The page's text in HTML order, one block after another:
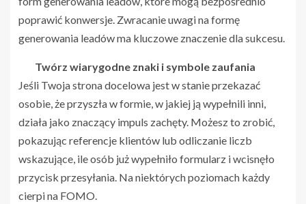
poprawić konwersje. Zwracanie uwagi na formę
generowania leadów ma kluczowe znaczenie dla sukcesu.
Twórz wiarygodne znaki i symbole zaufania
Jeśli Twoja strona docelowa jest w stanie przekazać
osobie, że przyszła w formie, w jakiej ją wypełnili inni,
działa jako znaczący impuls zachęty. Możesz to zrobić,
pokazując referencje klientów lub odliczanie liczb
wskazujące, ile osób już wypełniło formularz i wcisnęło
przycisk przesyłania. Na niektórych poziomach każdy
cierpi na FOMO.